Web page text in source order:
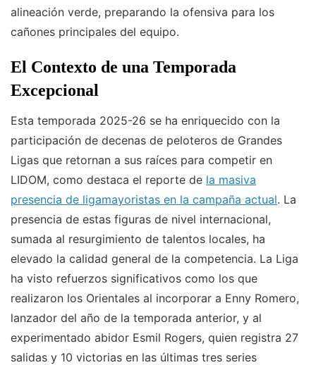
alineación verde, preparando la ofensiva para los
cañones principales del equipo.
El Contexto de una Temporada
Excepcional
Esta temporada 2025-26 se ha enriquecido con la
participación de decenas de peloteros de Grandes
Ligas que retornan a sus raíces para competir en
LIDOM, como destaca el reporte de la masiva
presencia de ligamayoristas en la campaña actual. La
presencia de estas figuras de nivel internacional,
sumada al resurgimiento de talentos locales, ha
elevado la calidad general de la competencia. La Liga
ha visto refuerzos significativos como los que
realizaron los Orientales al incorporar a Enny Romero,
lanzador del año de la temporada anterior, y al
experimentado abidor Esmil Rogers, quien registra 27
salidas y 10 victorias en las últimas tres series